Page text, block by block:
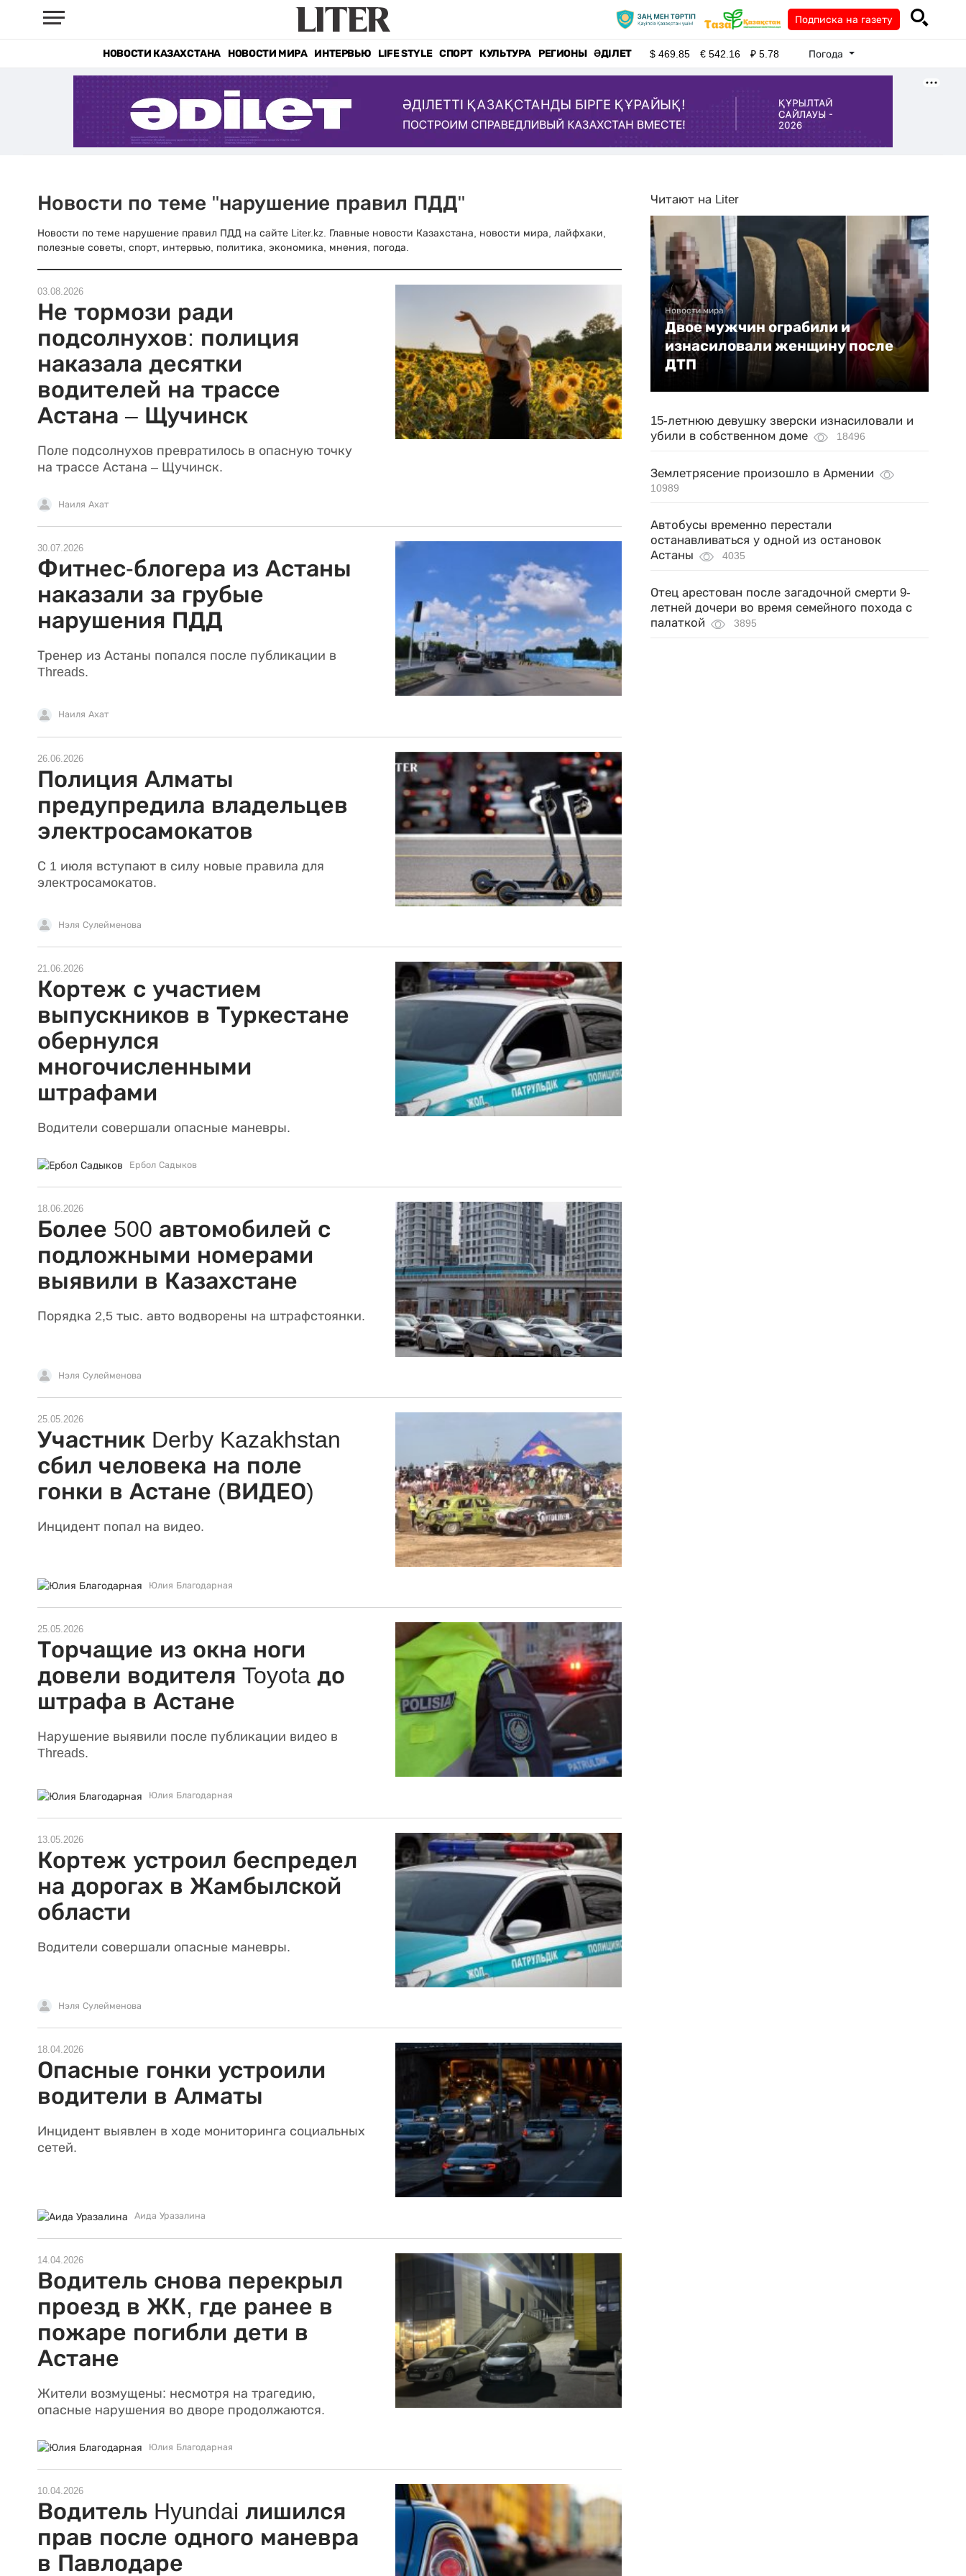
Подписка на газету
НОВОСТИ КАЗАХСТАНА НОВОСТИ МИРА ИНТЕРВЬЮ LIFE STYLE СПОРТ КУЛЬТУРА РЕГИОНЫ ӘДІЛЕТ $469.85 €542.16 ₽5.78 Погода
Новости по теме "нарушение правил ПДД"
Новости по теме нарушение правил ПДД на сайте Liter.kz. Главные новости Казахстана, новости мира, лайфхаки,
полезные советы, спорт, интервью, политика, экономика, мнения, погода.
03.08.2026
Не тормози ради
подсолнухов: полиция
наказала десятки
водителей на трассе
Астана – Щучинск
Поле подсолнухов превратилось в опасную точку
на трассе Астана – Щучинск.
Наиля Ахат
30.07.2026
Фитнес-блогера из Астаны
наказали за грубые
нарушения ПДД
Тренер из Астаны попался после публикации в
Threads.
Наиля Ахат
26.06.2026
Полиция Алматы
предупредила владельцев
электросамокатов
С 1 июля вступают в силу новые правила для
электросамокатов.
Нэля Сулейменова
21.06.2026
Кортеж с участием
выпускников в Туркестане
обернулся
многочисленными
штрафами
Водители совершали опасные маневры.
Ербол Садыков
18.06.2026
Более 500 автомобилей с
подложными номерами
выявили в Казахстане
Порядка 2,5 тыс. авто водворены на штрафстоянки.
Нэля Сулейменова
25.05.2026
Участник Derby Kazakhstan
сбил человека на поле
гонки в Астане (ВИДЕО)
Инцидент попал на видео.
Юлия Благодарная
25.05.2026
Торчащие из окна ноги
довели водителя Toyota до
штрафа в Астане
Нарушение выявили после публикации видео в
Threads.
Юлия Благодарная
13.05.2026
Кортеж устроил беспредел
на дорогах в Жамбылской
области
Водители совершали опасные маневры.
Нэля Сулейменова
18.04.2026
Опасные гонки устроили
водители в Алматы
Инцидент выявлен в ходе мониторинга социальных
сетей.
Аида Уразалина
14.04.2026
Водитель снова перекрыл
проезд в ЖК, где ранее в
пожаре погибли дети в
Астане
Жители возмущены: несмотря на трагедию,
опасные нарушения во дворе продолжаются.
Юлия Благодарная
10.04.2026
Водитель Hyundai лишился
прав после одного маневра
в Павлодаре
Читают на Liter
Новости мира
Двое мужчин ограбили и
изнасиловали женщину после
ДТП
15-летнюю девушку зверски изнасиловали и
убили в собственном доме
18496
Землетрясение произошло в Армении
10989
Автобусы временно перестали
останавливаться у одной из остановок
Астаны
4035
Отец арестован после загадочной смерти 9-
летней дочери во время семейного похода с
палаткой
3895